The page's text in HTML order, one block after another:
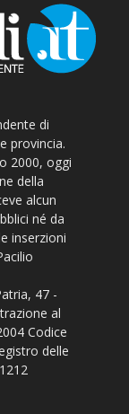
di
provincia.
2000, oggi
della
alcun
né da
inserzioni
47 -
al
Codice
delle